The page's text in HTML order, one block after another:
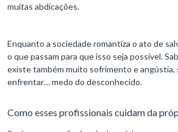
muitas abdicações.
Enquanto a sociedade romantiza o ato de
o que passam para que isso seja possível.
existe também muito sofrimento e angústia,
enfrentar… medo do desconhecido.
Como esses profissionais cuidam da